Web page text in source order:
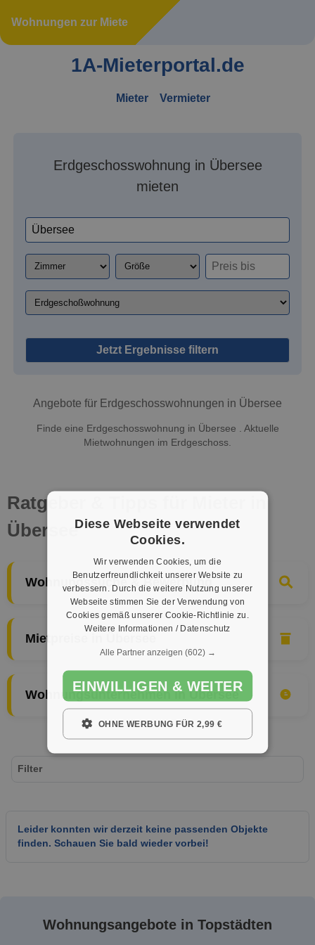
Wohnungen zur Miete
1A-Mieterportal.de
Mieter Vermieter
Erdgeschosswohnung in Übersee
mieten
Jetzt Ergebnisse filtern
Angebote für Erdgeschosswohnungen in Übersee
Finde eine Erdgeschosswohnung in Übersee . Aktuelle
Mietwohnungen im Erdgeschoss.
Ratgeber & Tipps für Mieter in
Übersee
Wohnungssuche & Bewerbung
Mietpreise in Übersee
Wohnungsunternehmen in Übersee
Leider konnten wir derzeit keine passenden Objekte
finden. Schauen Sie bald wieder vorbei!
Filter
Wohnungsangebote in Topstädten
Diese Webseite verwendet
Cookies.
Wir verwenden Cookies, um die
Benutzerfreundlichkeit unserer Website zu
verbessern. Durch die weitere Nutzung unserer
Webseite stimmen Sie der Verwendung von
Cookies gemäß unserer Cookie-Richtlinie zu.
Weitere Informationen / Datenschutz
Alle Partner anzeigen (602) →
EINWILLIGEN & WEITER
OHNE WERBUNG FÜR 2,99 €